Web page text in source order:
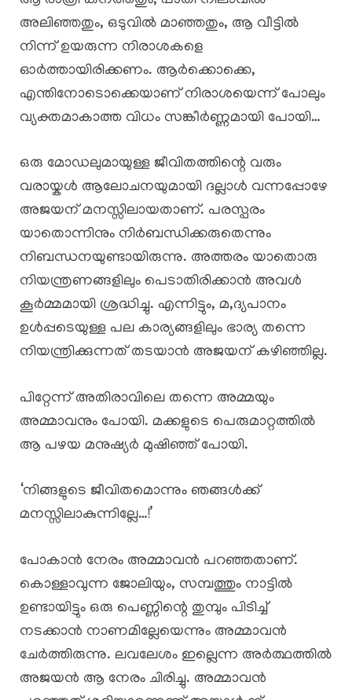
അലിഞ്ഞതും, ഒടുവിൽ മാഞ്ഞതും, ആ വീട്ടിൽ
നിന്ന് ഉയരുന്ന നിരാശകളെ
ഓർത്തായിരിക്കണം. ആർക്കൊക്കെ,
എന്തിനോടൊക്കെയാണ് നിരാശയെന്ന് പോലും
വ്യക്തമാകാത്ത വിധം സങ്കീർണ്ണമായി പോയി…
ഒരു മോഡലുമായുള്ള ജീവിതത്തിന്റെ വരും
വരായ്കൾ ആലോചനയുമായി ദല്ലാൾ വന്നപ്പോഴേ
അജയന് മനസ്സിലായതാണ്. പരസ്പരം
യാതൊന്നിനും നിർബന്ധിക്കരുതെന്നും
നിബന്ധനയുണ്ടായിരുന്നു. അത്തരം യാതൊരു
നിയന്ത്രണങ്ങളിലും പെടാതിരിക്കാൻ അവൾ
കൂർമ്മമായി ശ്രദ്ധിച്ചു. എന്നിട്ടും, മ,ദ്യപാനം
ഉൾപ്പടെയുള്ള പല കാര്യങ്ങളിലും ഭാര്യ തന്നെ
നിയന്ത്രിക്കുന്നത് തടയാൻ അജയന് കഴിഞ്ഞില്ല.
പിറ്റേന്ന് അതിരാവിലെ തന്നെ അമ്മയും
അമ്മാവനും പോയി. മക്കളുടെ പെരുമാറ്റത്തിൽ
ആ പഴയ മനുഷ്യർ മുഷിഞ്ഞ് പോയി.
‘നിങ്ങളുടെ ജീവിതമൊന്നും ഞങ്ങൾക്ക്
മനസ്സിലാകുന്നില്ലേ…!’
പോകാൻ നേരം അമ്മാവൻ പറഞ്ഞതാണ്.
കൊള്ളാവുന്ന ജോലിയും, സമ്പത്തും നാട്ടിൽ
ഉണ്ടായിട്ടും ഒരു പെണ്ണിന്റെ തുമ്പും പിടിച്ച്
നടക്കാൻ നാണമില്ലേയെന്നും അമ്മാവൻ
ചേർത്തിരുന്നു. ലവലേശം ഇല്ലെന്ന അർത്ഥത്തിൽ
അജയൻ ആ നേരം ചിരിച്ചു. അമ്മാവൻ